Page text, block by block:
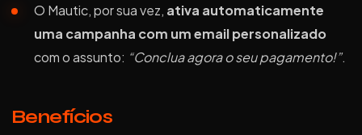
O Mautic, por sua vez, ativa automaticamente
uma campanha com um email personalizado
com o assunto: “Conclua agora o seu pagamento!”.
Benefícios